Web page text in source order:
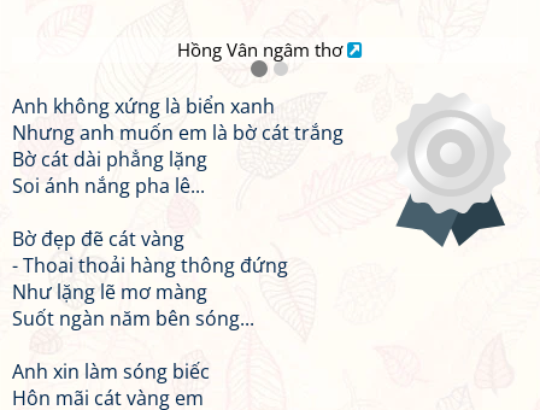
Hồng Vân ngâm thơ
Anh không xứng là biển xanh
Nhưng anh muốn em là bờ cát trắng
Bờ cát dài phẳng lặng
Soi ánh nắng pha lê...
Bờ đẹp đẽ cát vàng
- Thoai thoải hàng thông đứng
Như lặng lẽ mơ màng
Suốt ngàn năm bên sóng...
Anh xin làm sóng biếc
Hôn mãi cát vàng em